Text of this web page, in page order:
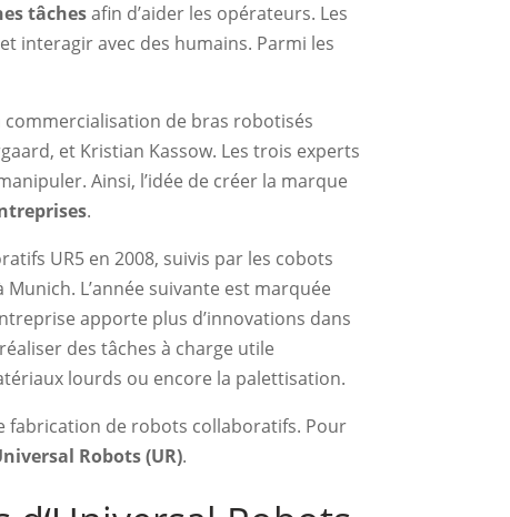
tâchesafin d’aider les opérateurs. Les
interagir avec des humains. Parmi les
commercialisation de bras robotisés
et Kristian Kassow. Les trois experts
Ainsi, l’idée de créer la marque
.
UR5 en 2008, suivis par les cobots
L’année suivante est marquée
apporte plus d’innovations dans
des tâches à charge utile
lourds ou encore la palettisation.
fabrication de robots collaboratifs. Pour
Robots (UR).